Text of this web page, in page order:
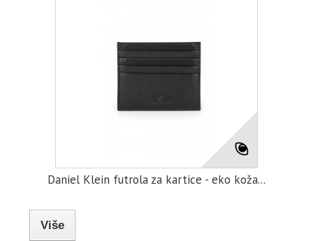
Daniel Klein futrola za kartice - eko koža...
Više